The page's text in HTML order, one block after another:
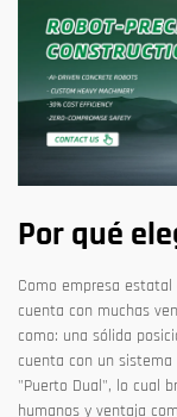
Por qué
Como empresa
cuenta con muchas
como: una sólida
cuenta con un
"Puerto Dual", lo cual
humanos y ventaja